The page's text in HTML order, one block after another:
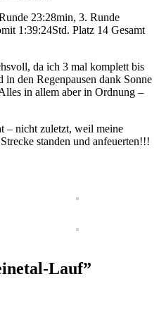
23:28min, 3. Runde
1:39:24Std. Platz 14 Gesamt
da ich 3 mal komplett bis
den Regenpausen dank Sonne
in allem aber in Ordnung –
– nicht zuletzt, weil meine
standen und anfeuerten!!!
Lauf”